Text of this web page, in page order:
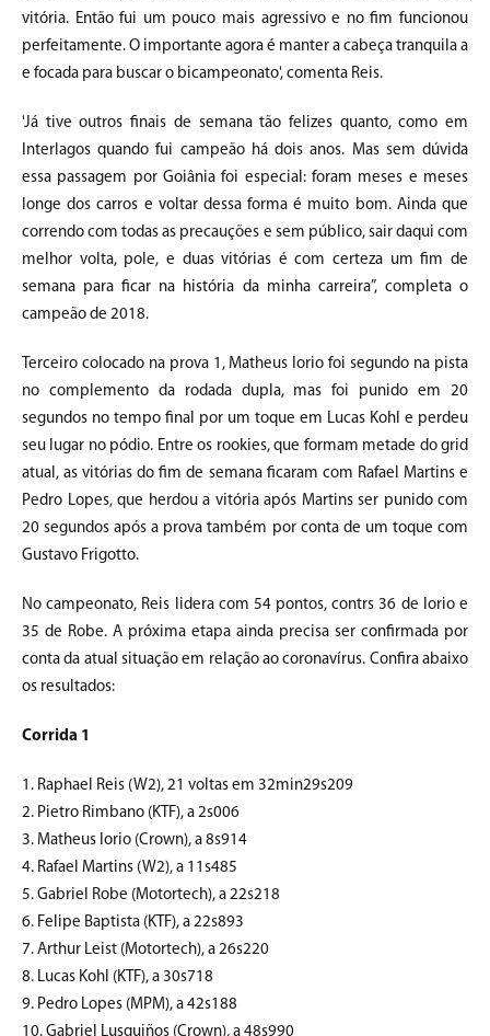
vitória. Então fui um pouco mais agressivo e no fim funcionou
perfeitamente. O importante agora é manter a cabeça tranquila a
e focada para buscar o bicampeonato', comenta Reis.
'Já tive outros finais de semana tão felizes quanto, como em
Interlagos quando fui campeão há dois anos. Mas sem dúvida
essa passagem por Goiânia foi especial: foram meses e meses
longe dos carros e voltar dessa forma é muito bom. Ainda que
correndo com todas as precauções e sem público, sair daqui com
melhor volta, pole, e duas vitórias é com certeza um fim de
semana para ficar na história da minha carreira”, completa o
campeão de 2018.
Terceiro colocado na prova 1, Matheus Iorio foi segundo na pista
no complemento da rodada dupla, mas foi punido em 20
segundos no tempo final por um toque em Lucas Kohl e perdeu
seu lugar no pódio. Entre os rookies, que formam metade do grid
atual, as vitórias do fim de semana ficaram com Rafael Martins e
Pedro Lopes, que herdou a vitória após Martins ser punido com
20 segundos após a prova também por conta de um toque com
Gustavo Frigotto.
No campeonato, Reis lidera com 54 pontos, contrs 36 de Iorio e
35 de Robe. A próxima etapa ainda precisa ser confirmada por
conta da atual situação em relação ao coronavírus. Confira abaixo
os resultados:
Corrida 1
1. Raphael Reis (W2), 21 voltas em 32min29s209
2. Pietro Rimbano (KTF), a 2s006
3. Matheus Iorio (Crown), a 8s914
4. Rafael Martins (W2), a 11s485
5. Gabriel Robe (Motortech), a 22s218
6. Felipe Baptista (KTF), a 22s893
7. Arthur Leist (Motortech), a 26s220
8. Lucas Kohl (KTF), a 30s718
9. Pedro Lopes (MPM), a 42s188
10. Gabriel Lusquiños (Crown), a 48s990